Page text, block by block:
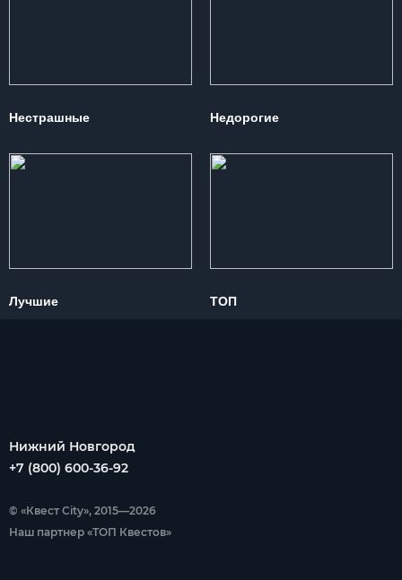
Нестрашные Недорогие
Лучшие ТОП
Нижний Новгород
+7 (800) 600-36-92
© «Квест City», 2015—2026
Наш партнер «ТОП Квестов»